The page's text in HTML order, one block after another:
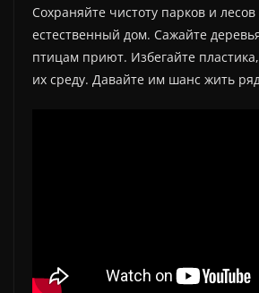
Сохраняйте чистоту парков и
естественный дом. Сажайте
птицам приют. Избегайте
их среду. Давайте им шанс жить